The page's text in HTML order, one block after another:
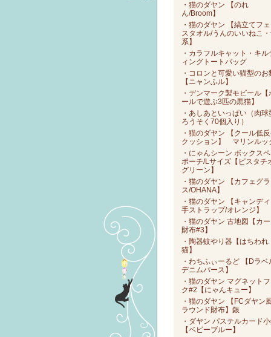
・猫のダヤン 【のれ
ん/Broom】
・猫のダヤン 【縞立てフェ
スタオル/うんのいいねこ
系】
・カラフルキャット・キル
ィングトートバッグ
・コロンと可愛い猫型のお
【ニャンふル】
・デンマーク製モビール【
ールで遊ぶ3匹の黒猫】
・あしあといっぱい（肉球
ろうそく70個入り）
・猫のダヤン 【クール低
クッション】 マリンルッ
・にゃんシーン ボックス
ポーチ/Lサイズ【ピスタチ
グリーン】
・猫のダヤン 【カフェグラ
ス/OHANA】
・猫のダヤン 【キャンディ
手ストラップ/オレンジ】
・猫のダヤン 古地図【カ
財布#3】
・陶器蚊やり器【はちわれ
猫】
・わちふぃーるど 【Dラベ
デニムパース】
・猫のダヤン マグネットフ
ク#2【にゃんキュー】
・猫のダヤン 【FCダヤン
ラウンド財布】銀
・ダヤン パステルカード
【ベビーブルー】